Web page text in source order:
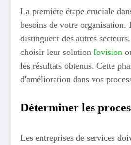
La première étape cruciale
besoins de votre organisation.
distinguent des autres
choisir leur solution Iovision
les résultats obtenus. Cette
d'amélioration dans vos
Déterminer les
Les entreprises de services